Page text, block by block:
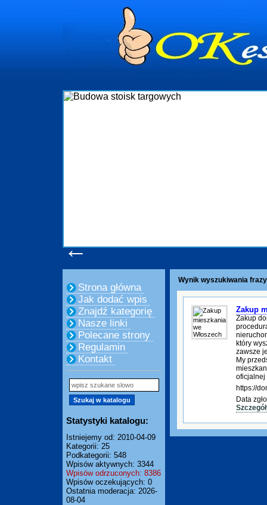
←
Strona główna
Jak dodać wpis
Znajdź kategorię
Nasze linki
Polecane strony
Regulamin
Kontakt
Statystyki katalogu:
Istniejemy od: 2010-04-09
Kategorii: 25
Podkategorii: 548
Wpisów aktywnych: 3344
Wpisów odrzuconych: 8386
Wpisów oczekujących: 0
Ostatnia moderacja: 2026-
08-04
Wynik wyszukiwania
Zakup
Zakup
który
zawsze
My
oficjalnej
https://
Data